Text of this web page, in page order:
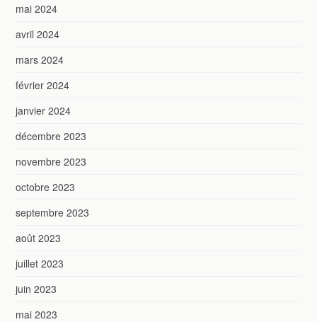
mai 2024
avril 2024
mars 2024
février 2024
janvier 2024
décembre 2023
novembre 2023
octobre 2023
septembre 2023
août 2023
juillet 2023
juin 2023
mai 2023